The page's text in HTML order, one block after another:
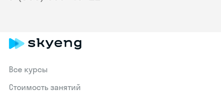
Все курсы
Стоимость занятий